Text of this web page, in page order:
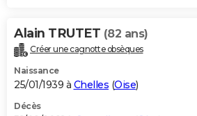
Alain TRUTET (82 ans)
Créer une cagnotte obsèques
Naissance
25/01/1939 à Chelles (Oise)
Décès